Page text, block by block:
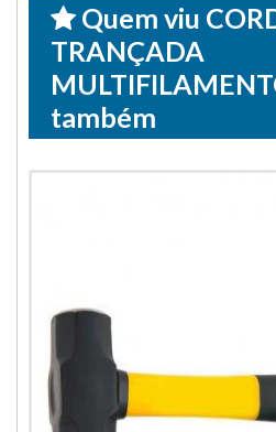
Quem viu
TRANÇADA
também